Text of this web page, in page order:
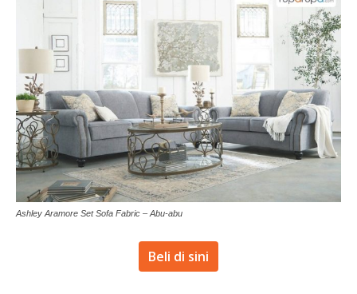
Ashley Aramore Set Sofa Fabric – Abu-abu
Beli di sini